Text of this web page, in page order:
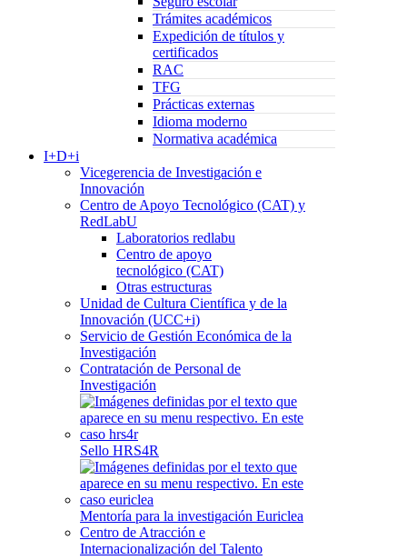
Trámites académicos
Expedición de títulos y
certificados
RAC
TFG
Prácticas externas
Idioma moderno
Normativa académica
I+D+i
Vicegerencia de Investigación e
Innovación
Centro de Apoyo Tecnológico (CAT) y
RedLabU
Laboratorios redlabu
Centro de apoyo
tecnológico (CAT)
Otras estructuras
Unidad de Cultura Científica y de la
Innovación (UCC+i)
Servicio de Gestión Económica de la
Investigación
Contratación de Personal de
Investigación
Sello HRS4R
Mentoría para la investigación Euriclea
Centro de Atracción e
Internacionalización del Talento